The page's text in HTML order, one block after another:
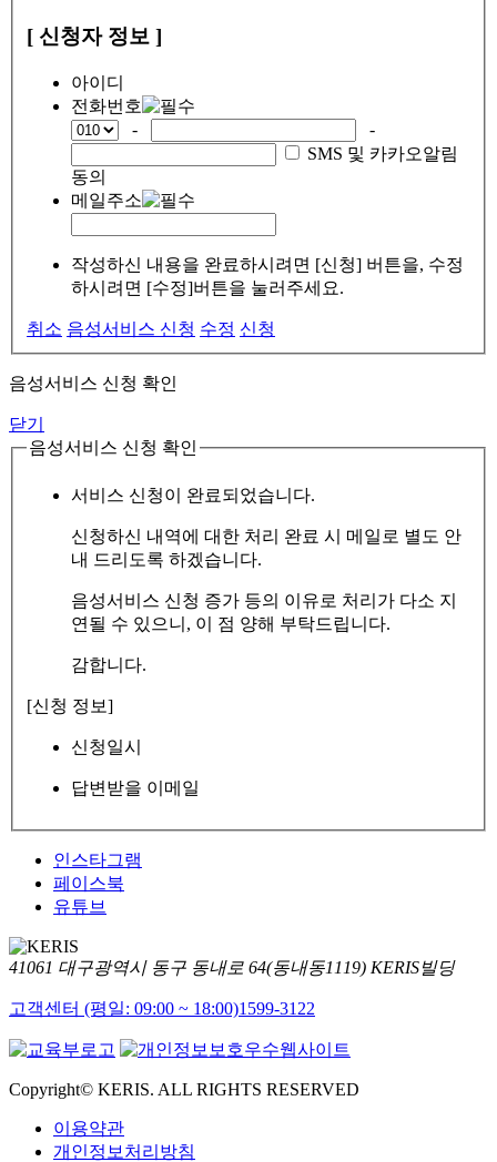
[ 신청자 정보 ]
아이디
전화번호
-
-
SMS 및 카카오알림
동의
메일주소
작성하신 내용을 완료하시려면 [신청] 버튼을, 수정
하시려면 [수정]버튼을 눌러주세요.
취소 음성서비스 신청 수정 신청
음성서비스 신청 확인
닫기
음성서비스 신청 확인
서비스 신청이 완료되었습니다.
신청하신 내역에 대한 처리 완료 시 메일로 별도 안
내 드리도록 하겠습니다.
음성서비스 신청 증가 등의 이유로 처리가 다소 지
연될 수 있으니, 이 점 양해 부탁드립니다.
감합니다.
[신청 정보]
신청일시
답변받을 이메일
인스타그램
페이스북
유튜브
41061 대구광역시 동구 동내로 64(동내동1119) KERIS빌딩
고객센터 (평일: 09:00 ~ 18:00)1599-3122
Copyright© KERIS. ALL RIGHTS RESERVED
이용약관
개인정보처리방침